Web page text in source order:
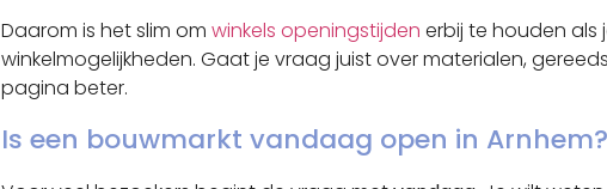
Daarom is het slim om winkels openingstijden erbij te houden als
winkelmogelijkheden. Gaat je vraag juist over materialen,
pagina beter.
Is een bouwmarkt vandaag open in Arnhem?